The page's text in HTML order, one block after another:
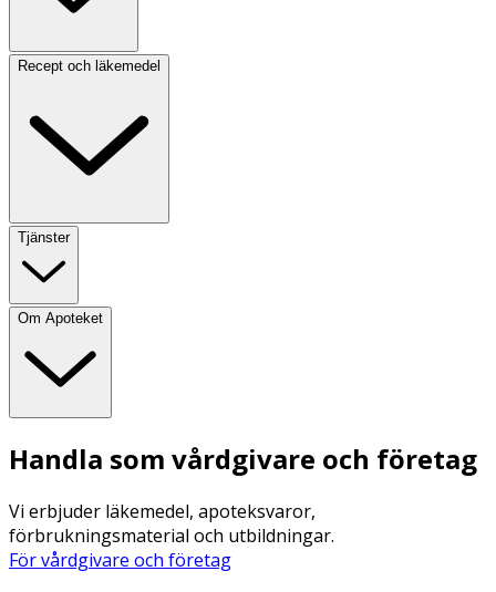
Recept och läkemedel
Tjänster
Om Apoteket
Handla som vårdgivare och företag
Vi erbjuder läkemedel, apoteksvaror,
förbrukningsmaterial och utbildningar.
För vårdgivare och företag